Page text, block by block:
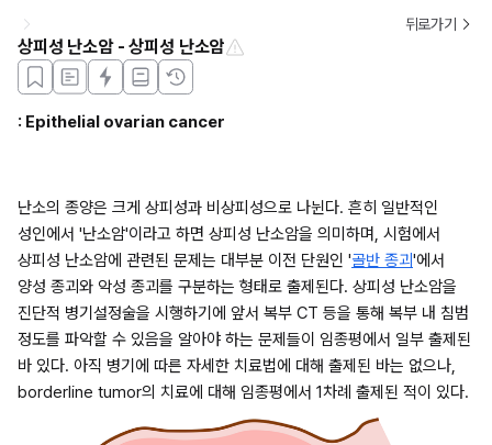
뒤로가기
상피성 난소암 - 상피성 난소암
: Epithelial ovarian cancer
난소의 종양은 크게 상피성과 비상피성으로 나뉜다. 흔히 일반적인
성인에서 '난소암'이라고 하면 상피성 난소암을 의미하며, 시험에서
상피성 난소암에 관련된 문제는 대부분 이전 단원인 '골반 종괴'에서
양성 종괴와 악성 종괴를 구분하는 형태로 출제된다. 상피성 난소암을
진단적 병기설정술을 시행하기에 앞서 복부 CT 등을 통해 복부 내 침범
정도를 파악할 수 있음을 알아야 하는 문제들이 임종평에서 일부 출제된
바 있다. 아직 병기에 따른 자세한 치료법에 대해 출제된 바는 없으나,
borderline tumor의 치료에 대해 임종평에서 1차례 출제된 적이 있다.